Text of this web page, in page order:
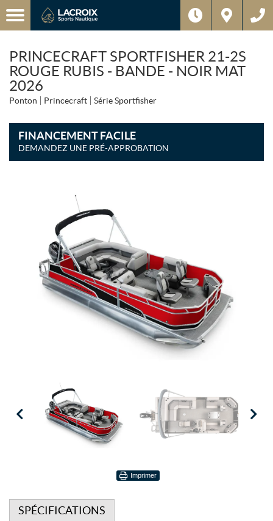
PRINCECRAFT SPORTFISHER 21-2S
ROUGE RUBIS - BANDE - NOIR MAT
2026
Ponton Princecraft Série Sportfisher
FINANCEMENT FACILE
DEMANDEZ UNE PRÉ-APPROBATION
Imprimer
SPÉCIFICATIONS